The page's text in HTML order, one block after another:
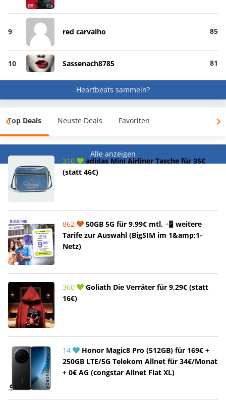
9 red carvalho 85
10 Sassenach8785 81
Heartbeats sammeln?
Top Deals Neuste Deals Favoriten
Alle anzeigen
310
adidas Mini Airliner Tasche für 35€
(statt 46€)
862
50GB 5G für 9,99€ mtl. 📲 weitere
Tarife zur Auswahl (BigSIM im 1&amp;1-
Netz)
360
Goliath Die Verräter für 9,29€ (statt
16€)
14
Honor Magic8 Pro (512GB) für 169€ +
250GB LTE/5G Telekom Allnet für 34€/Monat
+ 0€ AG (congstar Allnet Flat XL)